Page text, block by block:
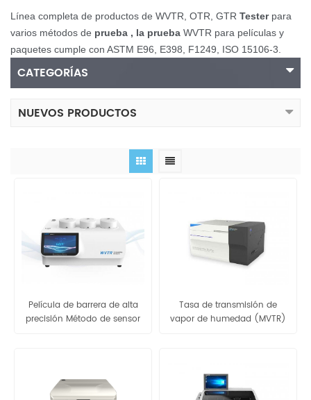
Línea completa de productos de WVTR, OTR, GTR Tester para
varios métodos de prueba , la prueba WVTR para películas y
paquetes cumple con ASTM E96, E398, F1249, ISO 15106-3.
CATEGORÍAS
NUEVOS PRODUCTOS
Película de barrera de alta
precisión Método de sensor
Tasa de transmisión de
vapor de humedad (MVTR)